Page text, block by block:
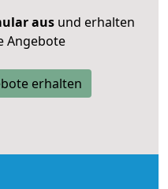
ausund erhalten
Angebote
erhalten